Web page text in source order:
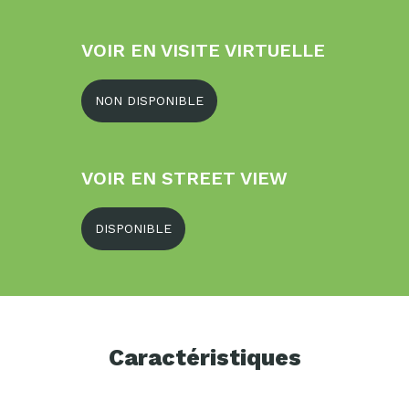
VOIR EN VISITE VIRTUELLE
NON DISPONIBLE
VOIR EN STREET VIEW
DISPONIBLE
Caractéristiques